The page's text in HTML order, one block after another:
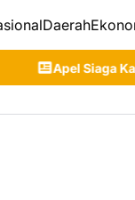
Daerah
2026 Digelar,